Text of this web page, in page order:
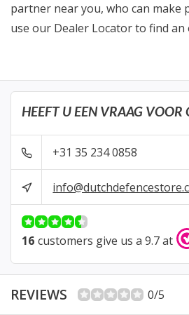
partner near you, who can make
use our Dealer Locator to find an
HEEFT U EEN VRAAG VOOR
+31 35 234 0858
16 customers give us a 9.7 at
REVIEWS 0/5